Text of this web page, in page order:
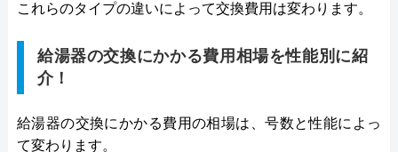
これらのタイプの違いによって交換費用は変わります。
給湯器の交換にかかる費用相場を性能別に紹
介！
給湯器の交換にかかる費用の相場は、号数と性能によっ
て変わります。